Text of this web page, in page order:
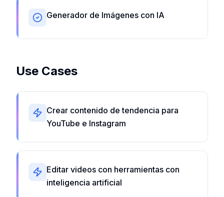
Generador de Imágenes con IA
Use Cases
Crear contenido de tendencia para
YouTube e Instagram
Editar videos con herramientas con
inteligencia artificial